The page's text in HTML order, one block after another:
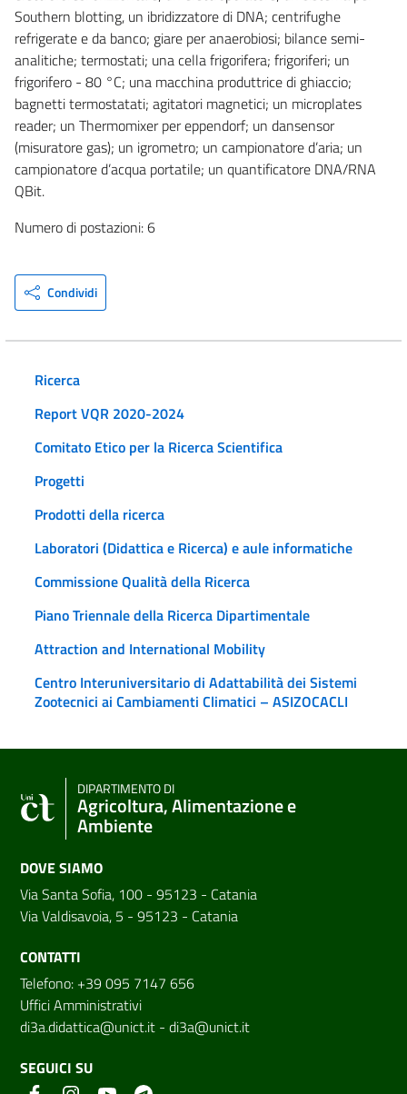
Southern blotting, un ibridizzatore di DNA; centrifughe
refrigerate e da banco; giare per anaerobiosi; bilance semi-
analitiche; termostati; una cella frigorifera; frigoriferi; un
frigorifero - 80 °C; una macchina produttrice di ghiaccio;
bagnetti termostatati; agitatori magnetici; un microplates
reader; un Thermomixer per eppendorf; un dansensor
(misuratore gas); un igrometro; un campionatore d’aria; un
campionatore d’acqua portatile; un quantificatore DNA/RNA
QBit.
Numero di postazioni: 6
Condividi
Ricerca
Report VQR 2020-2024
Comitato Etico per la Ricerca Scientifica
Progetti
Prodotti della ricerca
Laboratori (Didattica e Ricerca) e aule informatiche
Commissione Qualità della Ricerca
Piano Triennale della Ricerca Dipartimentale
Attraction and International Mobility
Centro Interuniversitario di Adattabilità dei Sistemi
Zootecnici ai Cambiamenti Climatici – ASIZOCACLI
DIPARTIMENTO DI
Agricoltura, Alimentazione e
Ambiente
DOVE SIAMO
Via Santa Sofia, 100 - 95123 - Catania
Via Valdisavoia, 5 - 95123 - Catania
CONTATTI
Telefono: +39 095 7147 656
Uffici Amministrativi
di3a.didattica@unict.it - di3a@unict.it
SEGUICI SU